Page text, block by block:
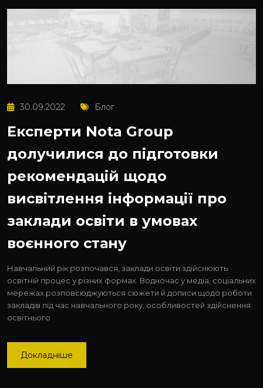
30.09.2022 Блог
Експерти Nota Group
долучилися до підготовки
рекомендацій щодо
висвітлення інформації про
заклади освіти в умовах
воєнного стану
Навчальний рік розпочався, заклади освіти здійснюють
освітній процес у різних формах. Водночас у медіа, соціальних
мережах розповсюджуються сюжети й дописи щодо роботи
закладів під час навчального року, особливостей здійснення
освітнього
Докладніше